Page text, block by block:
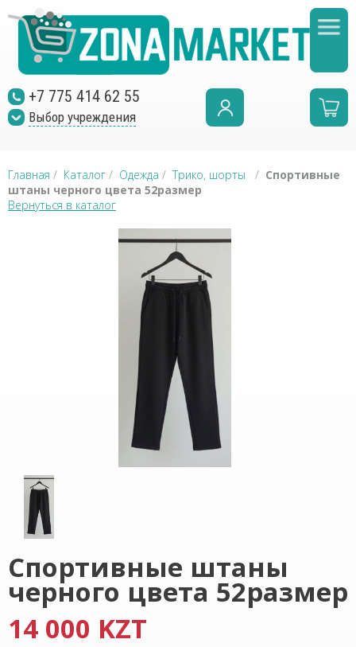
+7 775 414 62 55
Выбор учреждения
Главная / Каталог / Одежда / Трико, шорты / Спортивные
штаны черного цвета 52размер
Вернуться в каталог
Спортивные штаны
черного цвета 52размер
14 000 KZT